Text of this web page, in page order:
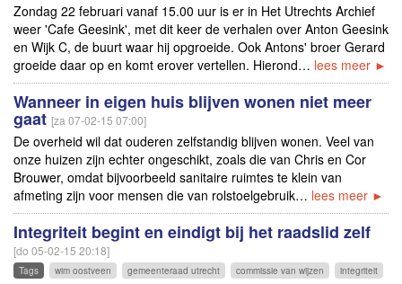
Zondag 22 februari vanaf 15.00 uur is er in Het Utrechts Archief
weer 'Cafe Geesink', met dit keer de verhalen over Anton Geesink
en Wijk C, de buurt waar hij opgroeide. Ook Antons' broer Gerard
groeide daar op en komt erover vertellen. Hierond… lees meer ►
Wanneer in eigen huis blijven wonen niet meer
gaat [za 07-02-15 07:00]
De overheid wil dat ouderen zelfstandig blijven wonen. Veel van
onze huizen zijn echter ongeschikt, zoals die van Chris en Cor
Brouwer, omdat bijvoorbeeld sanitaire ruimtes te klein van
afmeting zijn voor mensen die van rolstoelgebruik… lees meer ►
Integriteit begint en eindigt bij het raadslid zelf
[do 05-02-15 20:18]
Tags wim oostveen gemeenteraad utrecht commissie van wijzen
integriteit